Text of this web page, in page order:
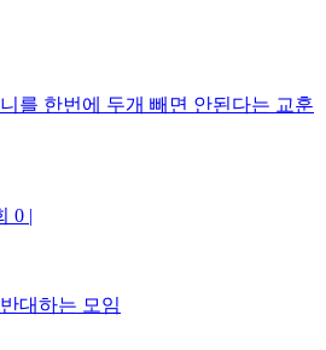
를 한번에 두개 빼면 안된다는 교훈
0 |
대하는 모임